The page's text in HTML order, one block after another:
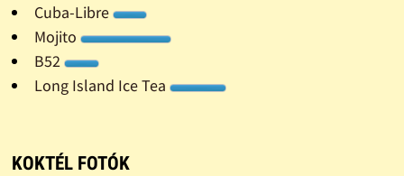
Cuba-Libre
Mojito
B52
Long Island Ice Tea
KOKTÉL FOTÓK